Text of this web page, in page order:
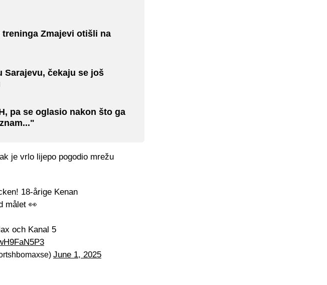
Zmajevi otišli na
čekaju se još
pa se oglasio nakon što ga
je vrlo lijepo pogodio mrežu
18-årige Kenan
målet 👀
och Kanal 5
June 1, 2025